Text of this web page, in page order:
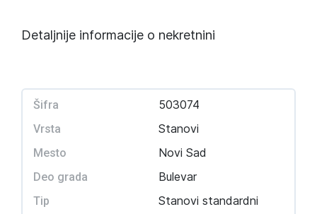
Detaljnije informacije o nekretnini
Šifra 503074
Vrsta Stanovi
Mesto Novi Sad
Deo grada Bulevar
Tip Stanovi standardni